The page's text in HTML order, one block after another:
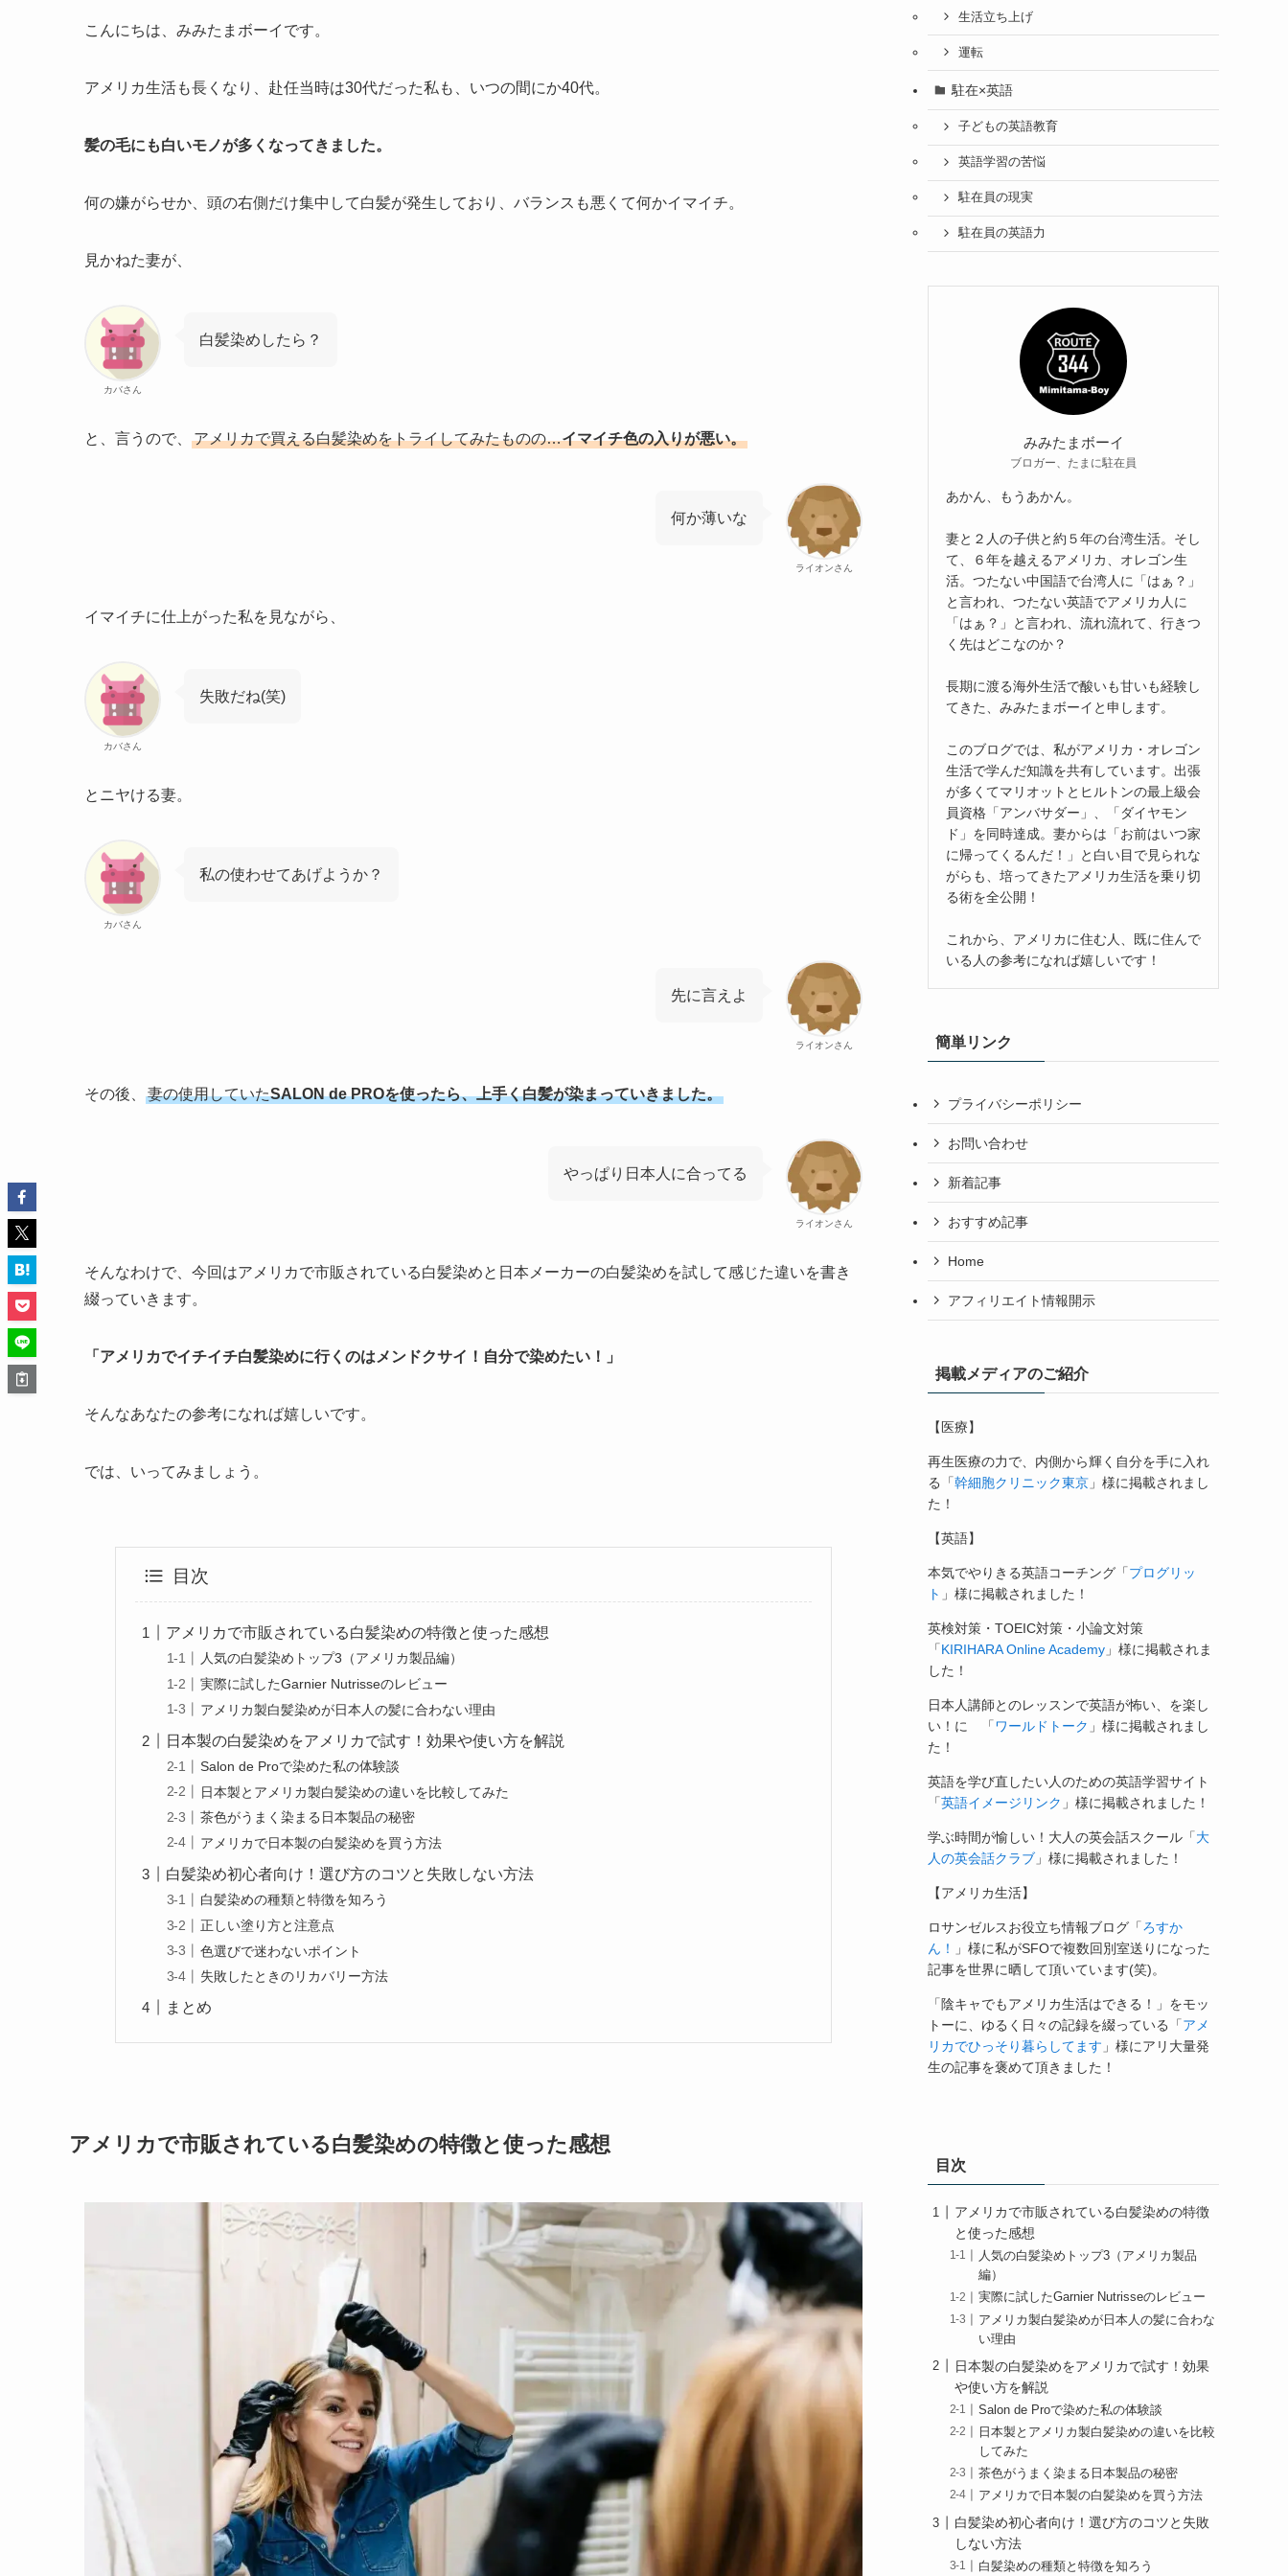
こんにちは、みみたまボーイです。
アメリカ生活も長くなり、赴任当時は30代だった私も、いつの間にか40代。
髪の毛にも白いモノが多くなってきました。
何の嫌がらせか、頭の右側だけ集中して白髪が発生しており、バランスも悪くて何かイマイチ。
見かねた妻が、
カバさん
白髪染めしたら？
と、言うので、 アメリカで買える白髪染めをトライしてみたものの…イマイチ色の入りが悪い。
ライオンさん
何か薄いな
イマイチに仕上がった私を見ながら、
カバさん
失敗だね(笑)
とニヤける妻。
カバさん
私の使わせてあげようか？
ライオンさん
先に言えよ
その後、 妻の使用していたSALON de PROを使ったら、上手く白髪が染まっていきました。
ライオンさん
やっぱり日本人に合ってる
そんなわけで、今回はアメリカで市販されている白髪染めと日本メーカーの白髪染めを試して感じた違いを書き
綴っていきます。
「アメリカでイチイチ白髪染めに行くのはメンドクサイ！自分で染めたい！」
そんなあなたの参考になれば嬉しいです。
では、いってみましょう。
目次
アメリカで市販されている白髪染めの特徴と使った感想
人気の白髪染めトップ3（アメリカ製品編）
実際に試したGarnier Nutrisseのレビュー
アメリカ製白髪染めが日本人の髪に合わない理由
日本製の白髪染めをアメリカで試す！効果や使い方を解説
Salon de Proで染めた私の体験談
日本製とアメリカ製白髪染めの違いを比較してみた
茶色がうまく染まる日本製品の秘密
アメリカで日本製の白髪染めを買う方法
白髪染め初心者向け！選び方のコツと失敗しない方法
白髪染めの種類と特徴を知ろう
正しい塗り方と注意点
色選びで迷わないポイント
失敗したときのリカバリー方法
まとめ
アメリカで市販されている白髪染めの特徴と使った感想
生活立ち上げ
運転
駐在×英語
子どもの英語教育
英語学習の苦悩
駐在員の現実
駐在員の英語力
みみたまボーイ
ブロガー、たまに駐在員
あかん、もうあかん。
妻と２人の子供と約５年の台湾生活。そし
て、６年を越えるアメリカ、オレゴン生
活。つたない中国語で台湾人に「はぁ？」
と言われ、つたない英語でアメリカ人に
「はぁ？」と言われ、流れ流れて、行きつ
く先はどこなのか？
長期に渡る海外生活で酸いも甘いも経験し
てきた、みみたまボーイと申します。
このブログでは、私がアメリカ・オレゴン
生活で学んだ知識を共有しています。出張
が多くてマリオットとヒルトンの最上級会
員資格「アンバサダー」、「ダイヤモン
ド」を同時達成。妻からは「お前はいつ家
に帰ってくるんだ！」と白い目で見られな
がらも、培ってきたアメリカ生活を乗り切
る術を全公開！
これから、アメリカに住む人、既に住んで
いる人の参考になれば嬉しいです！
簡単リンク
プライバシーポリシー
お問い合わせ
新着記事
おすすめ記事
Home
アフィリエイト情報開示
掲載メディアのご紹介
【医療】
再生医療の力で、内側から輝く自分を手に入れ
る「幹細胞クリニック東京 」様に掲載されまし
た！
【英語】
本気でやりきる英語コーチング「プログリッ
ト 」様に掲載されました！
英検対策・TOEIC対策・小論文対策
「KIRIHARA Online Academy 」様に掲載されま
した！
日本人講師とのレッスンで英語が怖い、を楽し
い！に 「ワールドトーク 」様に掲載されまし
た！
英語を学び直したい人のための英語学習サイト
「英語イメージリンク 」様に掲載されました！
学ぶ時間が愉しい！大人の英会話スクール「大
人の英会話クラブ 」様に掲載されました！
【アメリカ生活】
ロサンゼルスお役立ち情報ブログ「ろすか
ん！
」様に私がSFOで複数回別室送りになった
記事を世界に晒して頂いています(笑)。
「陰キャでもアメリカ生活はできる！」をモッ
トーに、ゆるく日々の記録を綴っている「アメ
リカでひっそり暮らしてます 」様にアリ大量発
生の記事を褒めて頂きました！
目次
アメリカで市販されている白髪染めの特徴
と使った感想
人気の白髪染めトップ3（アメリカ製品
編）
実際に試したGarnier Nutrisseのレビュー
アメリカ製白髪染めが日本人の髪に合わな
い理由
日本製の白髪染めをアメリカで試す！効果
や使い方を解説
Salon de Proで染めた私の体験談
日本製とアメリカ製白髪染めの違いを比較
してみた
茶色がうまく染まる日本製品の秘密
アメリカで日本製の白髪染めを買う方法
白髪染め初心者向け！選び方のコツと失敗
しない方法
白髪染めの種類と特徴を知ろう